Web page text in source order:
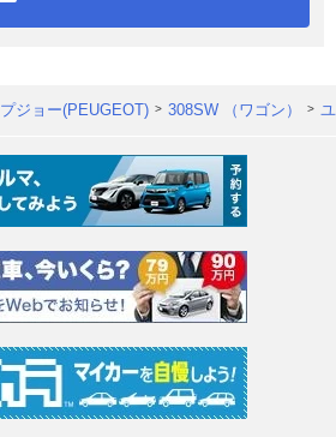
プジョー(PEUGEOT) 308SW （ワゴン）